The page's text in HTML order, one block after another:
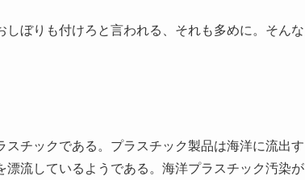
ぼりも付けろと言われる、それも多めに。そんな
チックである。プラスチック製品は海洋に流出す
流しているようである。海洋プラスチック汚染が